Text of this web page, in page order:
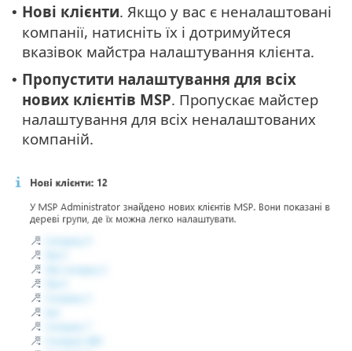
• Нові клієнти. Якщо у вас є неналаштовані
компанії, натисніть їх і дотримуйтеся
вказівок майстра налаштування клієнта.
• Пропустити налаштування для всіх
нових клієнтів MSP. Пропускає майстер
налаштування для всіх неналаштованих
компаній.